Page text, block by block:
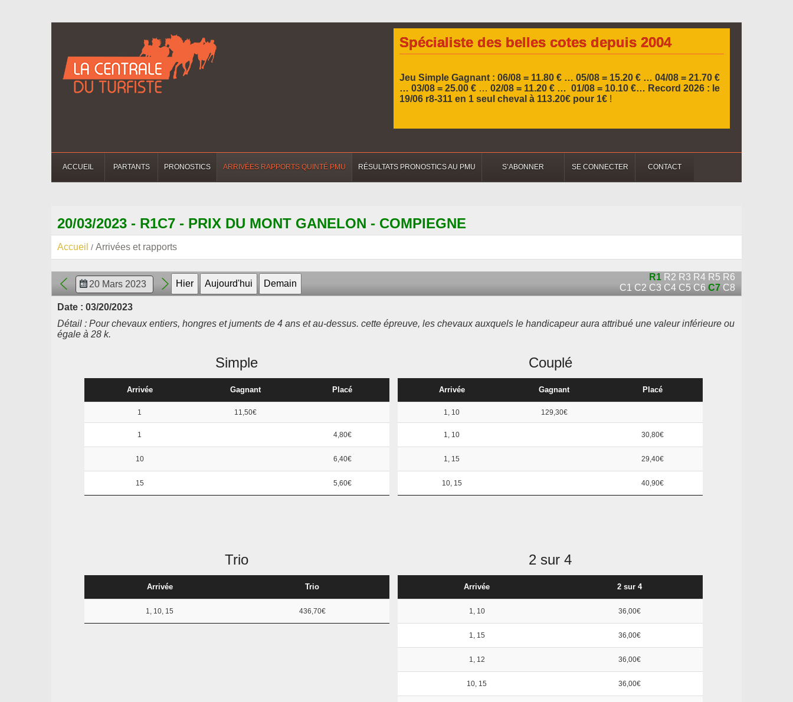
Spécialiste des belles cotes depuis 2004
Jeu Simple Gagnant : 06/08 = 11.80 € … 05/08 = 15.20 € … 04/08 = 21.70 €
… 03/08 = 25.00 € … 02/08 = 11.20 € … 01/08 = 10.10 €… Record 2026 : le
19/06 r8-311 en 1 seul cheval à 113.20€ pour 1€ !
ACCUEIL PARTANTS PRONOSTICS ARRIVÉES RAPPORTS QUINTÉ PMU RÉSULTATS PRONOSTICS AU PMU S’ABONNER SE CONNECTER CONTACT
20/03/2023 - R1C7 - PRIX DU MONT GANELON - COMPIEGNE
Accueil Arrivées et rapports
R1 R2 R3 R4 R5 R6
C1 C2 C3 C4 C5 C6 C7 C8
Date : 03/20/2023
Détail : Pour chevaux entiers, hongres et juments de 4 ans et au-dessus. cette épreuve, les chevaux auxquels le handicapeur aura attribué une valeur inférieure ou
égale à 28 k.
Simple
Arrivée Gagnant Placé
1 11,50€
1 4,80€
10 6,40€
15 5,60€
Couplé
Arrivée Gagnant Placé
1, 10 129,30€
1, 10 30,80€
1, 15 29,40€
10, 15 40,90€
Trio
Arrivée Trio
1, 10, 15 436,70€
2 sur 4
Arrivée 2 sur 4
1, 10 36,00€
1, 15 36,00€
1, 12 36,00€
10, 15 36,00€